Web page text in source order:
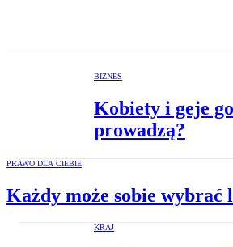
BIZNES
Kobiety i geje
prowadzą?
PRAWO DLA CIEBIE
Każdy może sobie wybrać
KRAJ